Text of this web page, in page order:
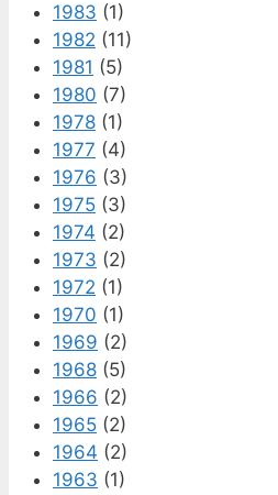
1983 (1)
1982 (11)
1981 (5)
1980 (7)
1978 (1)
1977 (4)
1976 (3)
1975 (3)
1974 (2)
1973 (2)
1972 (1)
1970 (1)
1969 (2)
1968 (5)
1966 (2)
1965 (2)
1964 (2)
1963 (1)